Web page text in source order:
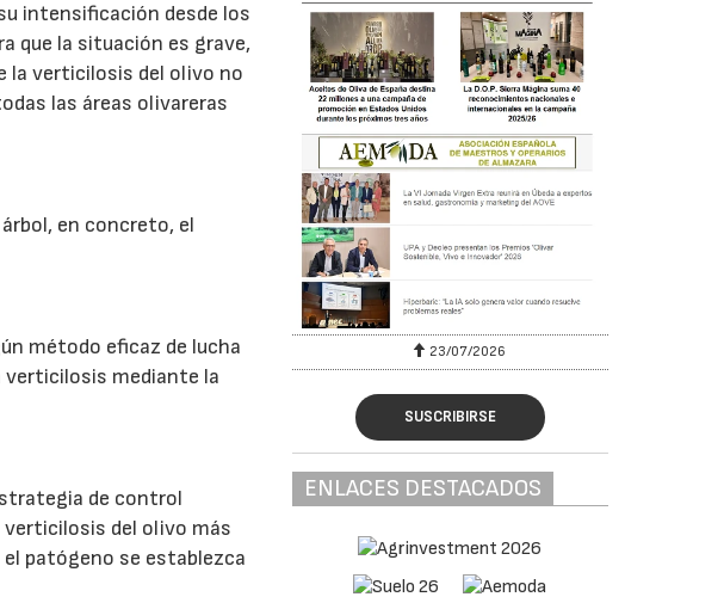
intensificación desde los
que la situación es grave,
la verticilosis del olivo no
las áreas olivareras
en concreto, el
método eficaz de lucha
verticilosis mediante la
de control
del olivo más
patógeno se establezca
30/07/2026 23/07/2026
SUSCRIBIRSE
ENLACES DESTACADOS